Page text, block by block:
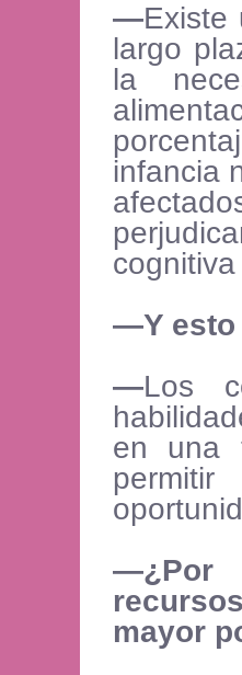
—Existe
largo
la
infancia
—Y
—Los
en una
—¿Por
mayor